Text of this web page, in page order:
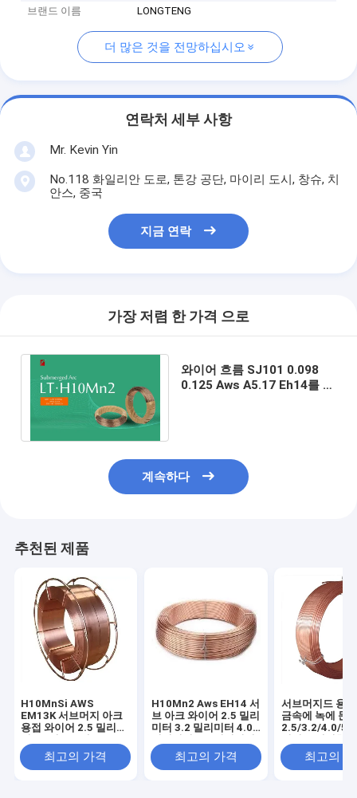
브랜드 이름
LONGTENG
더 많은 것을 전망하십시오
연락처 세부 사항
Mr. Kevin Yin
No.118 화일리안 도로, 톤강 공단, 마이리 도시, 창슈, 치
안스, 중국
지금 연락
가장 저렴 한 가격 으로
와이어 흐름 SJ101 0.098
0.125 Aws A5.17 Eh14를 용
계속하다
추천된 제품
H10MnSi AWS
EM13K 서브머지 아크
용접 와이어 2.5 밀리미
최고의 가격
H10Mn2 Aws EH14 서
브 아크 와이어 2.5 밀리
미터 3.2 밀리미터 4.0
최고의 가격
서브머지드 용
금속에 녹에 둔
2.5/3.2/4.0/5.0
최고의